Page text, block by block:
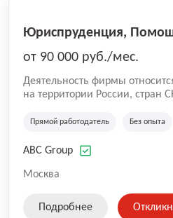
Юриспруденция,
от 90 000 руб./мес.
Деятельность фирмы
на территории России, стран
культуре и развлечениям,
Прямой работодатель Без опыта
ABC Group
Москва
Подробнее